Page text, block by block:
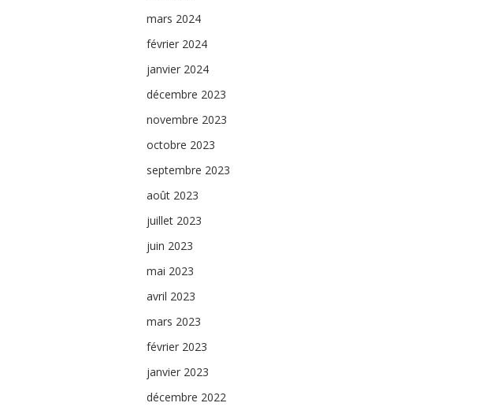
mars 2024
février 2024
janvier 2024
décembre 2023
novembre 2023
octobre 2023
septembre 2023
août 2023
juillet 2023
juin 2023
mai 2023
avril 2023
mars 2023
février 2023
janvier 2023
décembre 2022